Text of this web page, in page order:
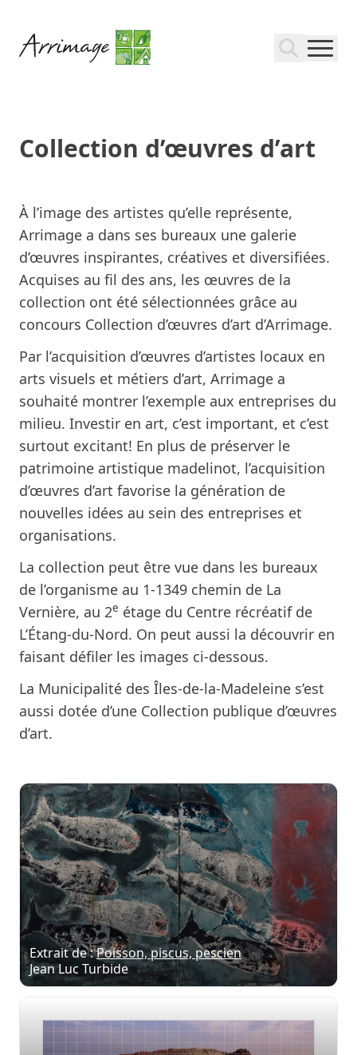
Collection d’œuvres d’art
À l’image des artistes qu’elle représente,
Arrimage a dans ses bureaux une galerie
d’œuvres inspirantes, créatives et diversifiées.
Acquises au fil des ans, les œuvres de la
collection ont été sélectionnées grâce au
concours Collection d’œuvres d’art d’Arrimage.
Par l’acquisition d’œuvres d’artistes locaux en
arts visuels et métiers d’art, Arrimage a
souhaité montrer l’exemple aux entreprises du
milieu. Investir en art, c’est important, et c’est
surtout excitant! En plus de préserver le
patrimoine artistique madelinot, l’acquisition
d’œuvres d’art favorise la génération de
nouvelles idées au sein des entreprises et
organisations.
La collection peut être vue dans les bureaux
de l’organisme au 1-1349 chemin de La
Vernière, au 2e étage du Centre récréatif de
L’Étang-du-Nord. On peut aussi la découvrir en
faisant défiler les images ci-dessous.
La Municipalité des Îles-de-la-Madeleine s’est
aussi dotée d’une Collection publique d’œuvres
d’art.
Extrait de :Poisson, piscus, pescien
Jean Luc Turbide